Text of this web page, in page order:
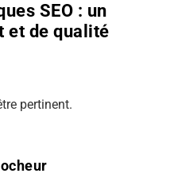
SEO : un
et de qualité
pertinent.